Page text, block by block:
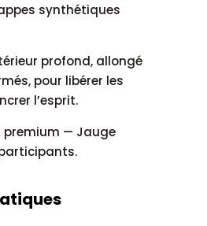
synthétiques
profond, allongé
pour libérer les
l’esprit.
premium — Jauge